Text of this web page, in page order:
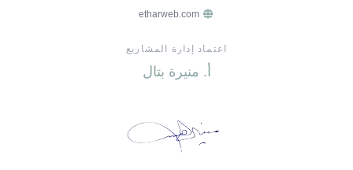
اعتماد إدارة المشاريع
أ. منيرة بتال